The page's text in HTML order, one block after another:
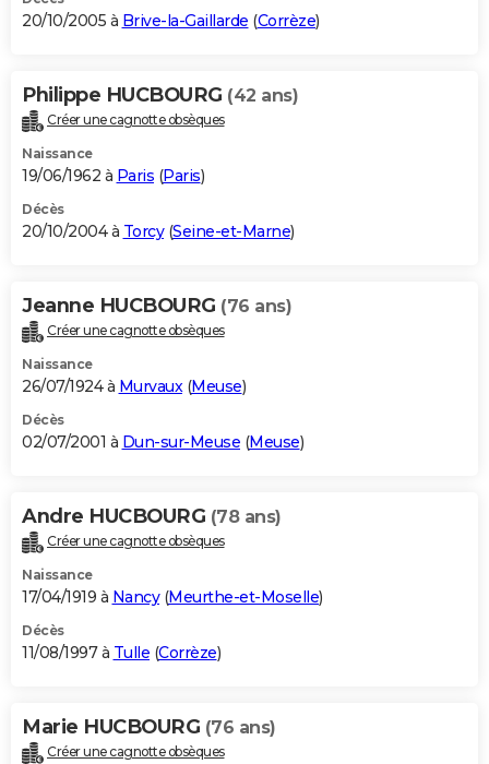
20/10/2005 à Brive-la-Gaillarde (Corrèze)
Philippe HUCBOURG (42 ans)
Créer une cagnotte obsèques
Naissance
19/06/1962 à Paris (Paris)
Décès
20/10/2004 à Torcy(Seine-et-Marne)
Jeanne HUCBOURG (76 ans)
Créer une cagnotte obsèques
Naissance
26/07/1924 à Murvaux(Meuse)
Décès
02/07/2001 à Dun-sur-Meuse (Meuse)
Andre HUCBOURG (78 ans)
Créer une cagnotte obsèques
Naissance
17/04/1919 à Nancy(Meurthe-et-Moselle)
Décès
11/08/1997 à Tulle (Corrèze)
Marie HUCBOURG (76 ans)
Créer une cagnotte obsèques